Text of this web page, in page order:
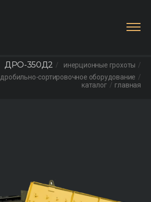
главная
каталог
дробильно-сортировочное оборудование
инерционные грохоты
ДРО-350Д2